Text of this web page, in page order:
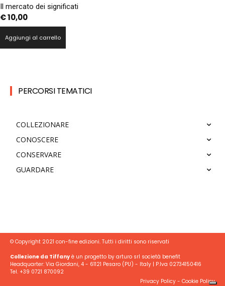
Il mercato dei significati
€10,00
Aggiungi al carrello
PERCORSI TEMATICI
COLLEZIONARE
CONOSCERE
CONSERVARE
GUARDARE
© Copyright 2021 con-fine edizioni. Tutti i diritti sono riservati
Collezione da Tiffanyè un progetto by arturo srl società benefit
Headquarter: Via Giordani, 4 - 61121 Pesaro (PU) - Italy | P.Iva 02734150416
Tel. +39 0721 870092
Privacy Policy - Cookie Policy